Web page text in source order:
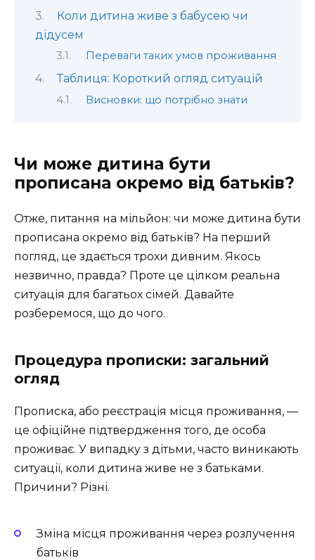
Коли дитина живе з бабусею чи
дідусем
Переваги таких умов проживання
Таблиця: Короткий огляд ситуацій
Висновки: що потрібно знати
Чи може дитина бути
прописана окремо від батьків?
Отже, питання на мільйон: чи може дитина бути
прописана окремо від батьків? На перший
погляд, це здається трохи дивним. Якось
незвично, правда? Проте це цілком реальна
ситуація для багатьох сімей. Давайте
розберемося, що до чого.
Процедура прописки: загальний
огляд
Прописка, або реєстрація місця проживання, —
це офіційне підтвердження того, де особа
проживає. У випадку з дітьми, часто виникають
ситуації, коли дитина живе не з батьками.
Причини? Різні.
Зміна місця проживання через розлучення
батьків